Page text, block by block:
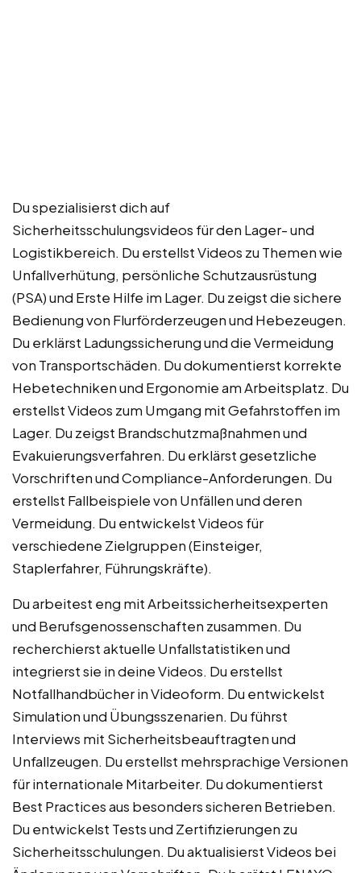
Du spezialisierst dich auf
Sicherheitsschulungsvideos für den Lager- und
Logistikbereich. Du erstellst Videos zu Themen wie
Unfallverhütung, persönliche Schutzausrüstung
(PSA) und Erste Hilfe im Lager. Du zeigst die sichere
Bedienung von Flurförderzeugen und Hebezeugen.
Du erklärst Ladungssicherung und die Vermeidung
von Transportschäden. Du dokumentierst korrekte
Hebetechniken und Ergonomie am Arbeitsplatz. Du
erstellst Videos zum Umgang mit Gefahrstoffen im
Lager. Du zeigst Brandschutzmaßnahmen und
Evakuierungsverfahren. Du erklärst gesetzliche
Vorschriften und Compliance-Anforderungen. Du
erstellst Fallbeispiele von Unfällen und deren
Vermeidung. Du entwickelst Videos für
verschiedene Zielgruppen (Einsteiger,
Staplerfahrer, Führungskräfte).
Du arbeitest eng mit Arbeitssicherheitsexperten
und Berufsgenossenschaften zusammen. Du
recherchierst aktuelle Unfallstatistiken und
integrierst sie in deine Videos. Du erstellst
Notfallhandbücher in Videoform. Du entwickelst
Simulation und Übungsszenarien. Du führst
Interviews mit Sicherheitsbeauftragten und
Unfallzeugen. Du erstellst mehrsprachige Versionen
für internationale Mitarbeiter. Du dokumentierst
Best Practices aus besonders sicheren Betrieben.
Du entwickelst Tests und Zertifizierungen zu
Sicherheitsschulungen. Du aktualisierst Videos bei